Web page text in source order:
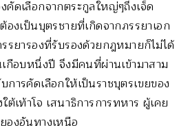
ดเลือกจากตระกูลใหญ่ๆถึงเจ็ด
องเป็นบุตรชายที่เกิดจากภรรยาเอก
รยารองที่รับรองด้วยกฎหมายก็ไม่ได้
กือบหนึ่งปี จึงมีคนที่ผ่านเข้ามาสาม
ารคัดเลือกให้เป็นราชบุตรเขยของ
ต้เท้าโจ เสนาธิการการทหาร ผู้เคย
องอันทางเหนือ